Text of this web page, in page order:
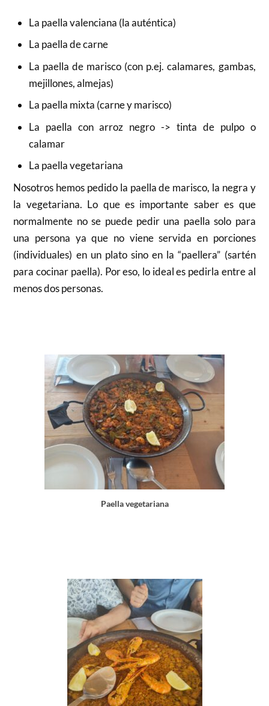
La paella valenciana (la auténtica)
La paella de carne
La paella de marisco (con p.ej. calamares, gambas,
mejillones, almejas)
La paella mixta (carne y marisco)
La paella con arroz negro -> tinta de pulpo o
calamar
La paella vegetariana
Nosotros hemos pedido la paella de marisco, la negra y
la vegetariana. Lo que es importante saber es que
normalmente no se puede pedir una paella solo para
una persona ya que no viene servida en porciones
(individuales) en un plato sino en la “paellera” (sartén
para cocinar paella). Por eso, lo ideal es pedirla entre al
menos dos personas.
Paella vegetariana